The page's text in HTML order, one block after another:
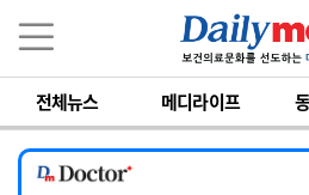
전체뉴스 메디라이프
[서울아산병원] 2026년 하반기 인턴 모집
[영남대학교의료원] 마취통증의학과 임기
[충남대학교병원] 소아청소년과(소아응급